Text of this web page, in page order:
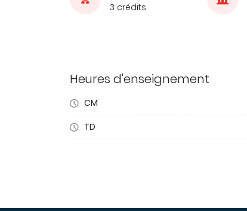
3 crédits
Heures d'enseignement
CM
TD